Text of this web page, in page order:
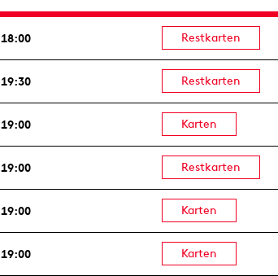
18:00 Restkarten
19:30 Restkarten
19:00 Karten
19:00 Restkarten
19:00 Karten
19:00 Karten